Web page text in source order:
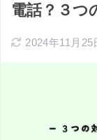
電話？３つ
2024年11月25